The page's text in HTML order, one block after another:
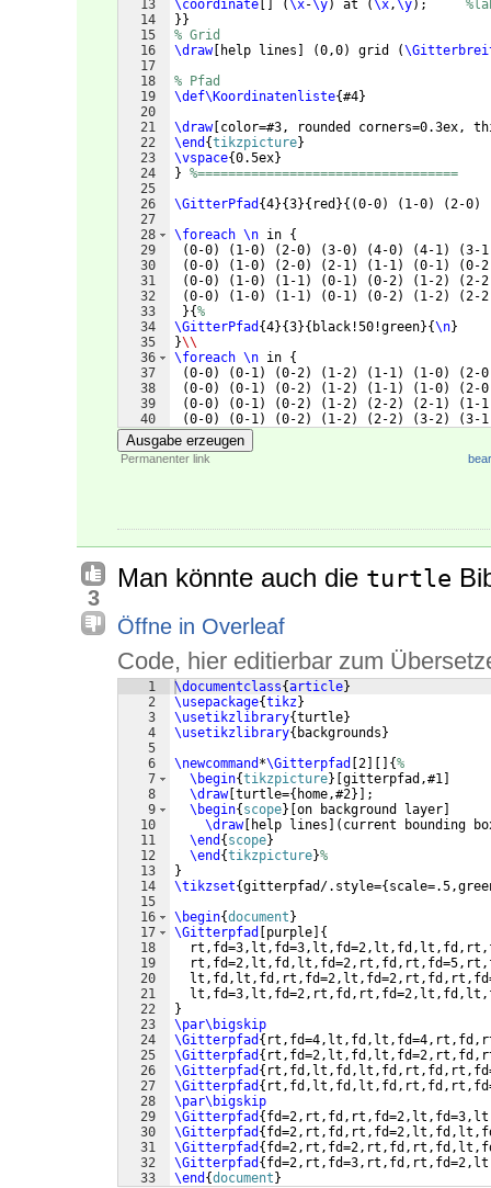
13
14
15
16
17
18
19
20
21
22
23
24
25
26
27
28
29
30
31
32
33
34
35
36
37
38
39
40
41
\coordinate ( \x-\y) at ( \x, \y) ;
}}
% Grid
\draw[ help lines (0,0) grid (
% Pfad
\def\Koordinatenliste{#4}
\draw[ color=#3, rounded corners=0.3ex,
\end {tikzpicture}
\vspace{0.5ex}
} %==================================
\GitterPfad {4}{3}{ red }{(0-0) ( 1-0) (2-0)
\foreach \n in {
(0-0) ( 1-0) (2-0) (3-0) (4-0) (4-1) (3-1
(0-0) ( 1-0) (2-0) (2-1) ( 1-1) (0-1) (0-2
(0-0) ( 1-0) ( 1-1) (0-1) (0-2) ( 1-2) (2-2
(0-0) ( 1-0) ( 1-1) (0-1) (0-2) ( 1-2) (2-2
}{%
\GitterPfad {4}{3}{ black!50!green}{\n}
}\\
\foreach \n in {
(0-0) (0-1) (0-2) ( 1-2) ( 1-1) ( 1-0) (2-0
(0-0) (0-1) (0-2) ( 1-2) ( 1-1) ( 1-0) (2-0
(0-0) (0-1) (0-2) ( 1-2) (2-2) (2-1) ( 1-1
(0-0) (0-1) (0-2) ( 1-2) (2-2) (3-2) (3-1
}{%
Ausgabe erzeugen
Permanenter link
3
Man könnte auch die turtle
Öffne in Overleaf
Code, hier editierbar zum
1
2
3
4
5
6
7
8
9
10
11
12
13
14
15
16
17
18
19
20
21
22
23
24
25
26
27
28
29
30
31
32
33
\documentclass{article}
\usepackage{tikz}
\usetikzlibrary{turtle}
\usetikzlibrary{ backgrounds }
\newcommand *\Gitterpfad 2 {%
\begin{tikzpicture} gitterpfad,#1
\draw[ turtle={ home,#2}]
;
\begin{ scope} on background layer
\draw[ help lines ( current bounding
\end { scope}
\end {tikzpicture}%
}
\tikzset{gitterpfad/.style={
\begin{document }
\Gitterpfad
purple {
}
\par\bigskip
\Gitterpfad {
\Gitterpfad {
\Gitterpfad {
\Gitterpfad {
\par\bigskip
\Gitterpfad {
\Gitterpfad {
\Gitterpfad {
\Gitterpfad {
\end {document }